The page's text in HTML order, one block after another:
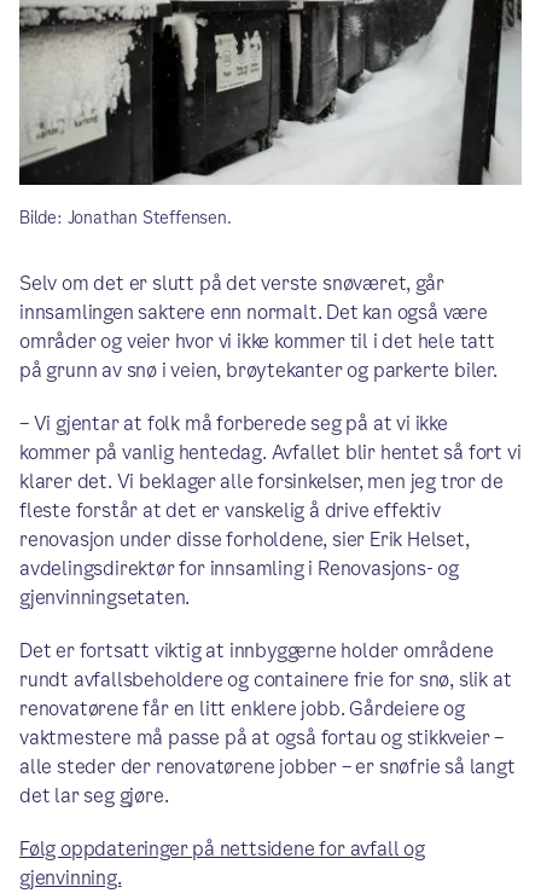
Bilde: Jonathan Steffensen.
Selv om det er slutt på det verste snøværet, går
innsamlingen saktere enn normalt. Det kan også være
områder og veier hvor vi ikke kommer til i det hele tatt
på grunn av snø i veien, brøytekanter og parkerte biler.
– Vi gjentar at folk må forberede seg på at vi ikke
kommer på vanlig hentedag. Avfallet blir hentet så fort vi
klarer det. Vi beklager alle forsinkelser, men jeg tror de
fleste forstår at det er vanskelig å drive effektiv
renovasjon under disse forholdene, sier Erik Helset,
avdelingsdirektør for innsamling i Renovasjons- og
gjenvinningsetaten.
Det er fortsatt viktig at innbyggerne holder områdene
rundt avfallsbeholdere og containere frie for snø, slik at
renovatørene får en litt enklere jobb. Gårdeiere og
vaktmestere må passe på at også fortau og stikkveier –
alle steder der renovatørene jobber – er snøfrie så langt
det lar seg gjøre.
Følg oppdateringer på nettsidene for avfall og
gjenvinning.